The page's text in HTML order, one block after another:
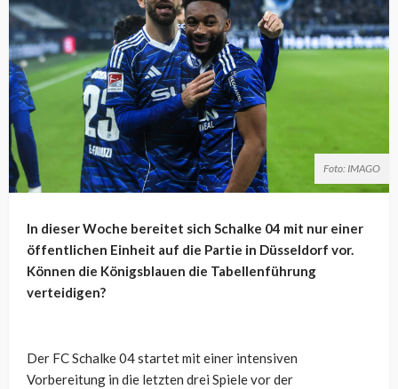
Foto: IMAGO
In dieser Woche bereitet sich Schalke 04 mit nur einer
öffentlichen Einheit auf die Partie in Düsseldorf vor.
Können die Königsblauen die Tabellenführung
verteidigen?
Der FC Schalke 04 startet mit einer intensiven
Vorbereitung in die letzten drei Spiele vor der